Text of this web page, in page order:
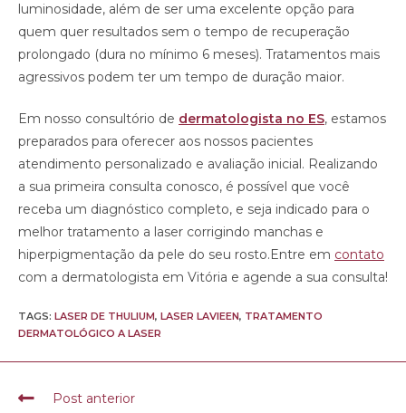
luminosidade, além de ser uma excelente opção para
quem quer resultados sem o tempo de recuperação
prolongado (dura no mínimo 6 meses). Tratamentos mais
agressivos podem ter um tempo de duração maior.
Em nosso consultório de dermatologista no ES, estamos
preparados para oferecer aos nossos pacientes
atendimento personalizado e avaliação inicial. Realizando
a sua primeira consulta conosco, é possível que você
receba um diagnóstico completo, e seja indicado para o
melhor tratamento a laser corrigindo manchas e
hiperpigmentação da pele do seu rosto.Entre em contato
com a dermatologista em Vitória e agende a sua consulta!
TAGS: LASER DE THULIUM, LASER LAVIEEN, TRATAMENTO
DERMATOLÓGICO A LASER
Post anterior